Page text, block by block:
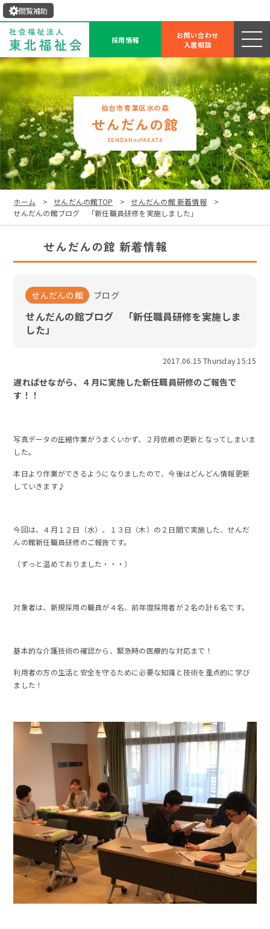
閲覧補助
採用情報
お問い合わせ
入居相談
せんだんの館
SENDANnoYAKATA
ホーム せんだんの館TOP
せんだんの館 新着情報
せんだんの館ブログ 「新任職員研修を実施しました」
せんだんの館 新着情報
せんだんの館 ブログ
せんだんの館ブログ 「新任職員研修を実施しま
した」
2017.06.15 Thursday 15:15
遅ればせながら、４月に実施した新任職員研修のご報告で
す！！
写真データの圧縮作業がうまくいかず、２月依頼の更新となってしまいま
した。
本日より作業ができるようになりましたので、今後はどんどん情報更新
していきます♪
今回は、４月１２日（水）、１３日（木）の２日間で実施した、せんだ
んの館新任職員研修のご報告です。
（ずっと温めておりました・・・）
対象者は、新規採用の職員が４名、前年度採用者が２名の計６名です。
基本的な介護技術の確認から、緊急時の医療的な対応まで！
利用者の方の生活と安全を守るために必要な知識と技術を重点的に学び
ました！